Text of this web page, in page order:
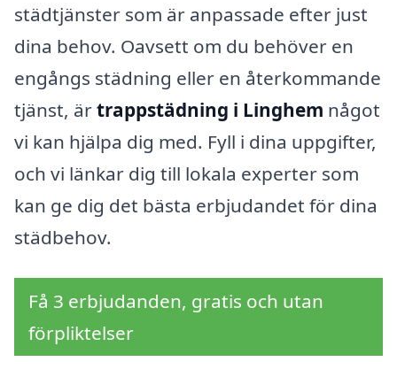
städtjänster som är anpassade efter just
dina behov. Oavsett om du behöver en
engångs städning eller en återkommande
tjänst, ärtrappstädning i Linghem något
vi kan hjälpa dig med. Fyll i dina uppgifter,
och vi länkar dig till lokala experter som
kan ge dig det bästa erbjudandet för dina
städbehov.
Få 3 erbjudanden, gratis och utan
förpliktelser